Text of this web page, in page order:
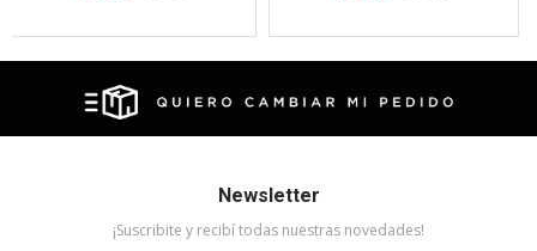
Newsletter
¡Suscribite y recibí todas nuestras novedades!